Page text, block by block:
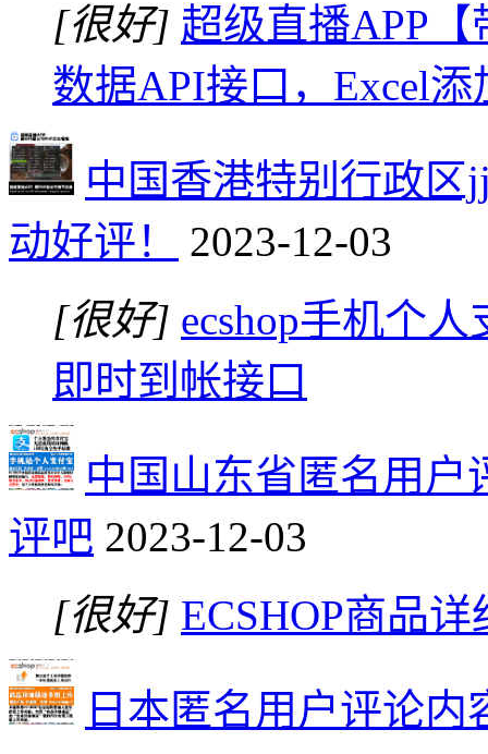
[很好] 超级直播APP
数据API接口，Excel
中国香港特别行政区
动好评！
2023-12-03
[很好] ecshop手机个
即时到帐接口
中国山东省匿名用户
评吧 2023-12-03
[很好] ECSHOP商品
日本匿名用户评论